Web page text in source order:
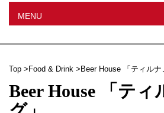
MENU
Top Food & Drink Beer House 「ティルナ
Beer House 「ティ